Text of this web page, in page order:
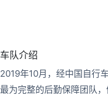
车队介绍
2019年10月，经中国自行
最为完整的后勤保障团队